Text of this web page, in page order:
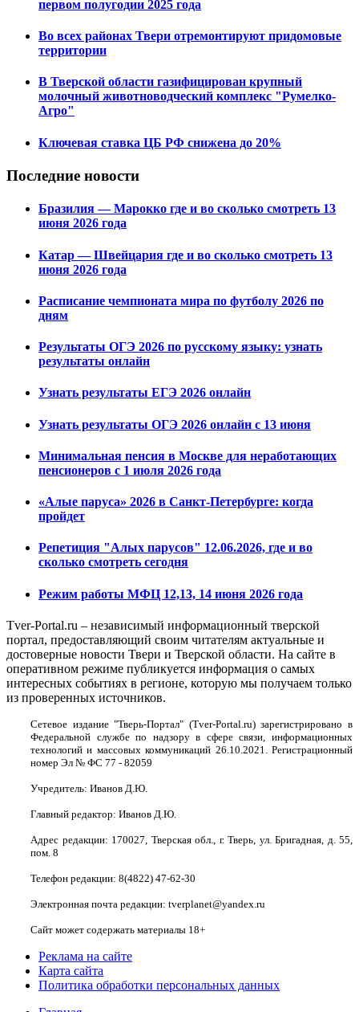
первом полугодии 2025 года
Во всех районах Твери отремонтируют придомовые
территории
В Тверской области газифицирован крупный
молочный животноводческий комплекс "Румелко-
Агро"
Ключевая ставка ЦБ РФ снижена до 20%
Последние новости
Бразилия — Марокко где и во сколько смотреть 13
июня 2026 года
Катар — Швейцария где и во сколько смотреть 13
июня 2026 года
Расписание чемпионата мира по футболу 2026 по
дням
Результаты ОГЭ 2026 по русскому языку: узнать
результаты онлайн
Узнать результаты ЕГЭ 2026 онлайн
Узнать результаты ОГЭ 2026 онлайн с 13 июня
Минимальная пенсия в Москве для неработающих
пенсионеров с 1 июля 2026 года
«Алые паруса» 2026 в Санкт-Петербурге: когда
пройдет
Репетиция "Алых парусов" 12.06.2026, где и во
сколько смотреть сегодня
Режим работы МФЦ 12,13, 14 июня 2026 года
Tver-Portal.ru – независимый информационный тверской
портал, предоставляющий своим читателям актуальные и
достоверные новости Твери и Тверской области. На сайте в
оперативном режиме публикуется информация о самых
интересных событиях в регионе, которую мы получаем только
из проверенных источников.
Сетевое издание "Тверь-Портал" (Tver-Portal.ru) зарегистрировано в
Федеральной службе по надзору в сфере связи, информационных
технологий и массовых коммуникаций 26.10.2021. Регистрационный
номер Эл № ФС 77 - 82059
Учредитель: Иванов Д.Ю.
Главный редактор: Иванов Д.Ю.
Адрес редакции: 170027, Тверская обл., г. Тверь, ул. Бригадная, д. 55,
пом. 8
Телефон редакции: 8(4822) 47-62-30
Электронная почта редакции: tverplanet@yandex.ru
Сайт может содержать материалы 18+
Реклама на сайте
Карта сайта
Политика обработки персональных данных